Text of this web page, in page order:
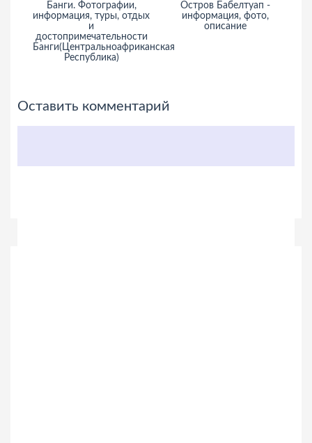
Банги. Фотографии,
информация, туры, отдых
и
достопримечательности
Банги(Центральноафриканская
Республика)
Остров Бабелтуап -
информация, фото,
описание
Оставить комментарий